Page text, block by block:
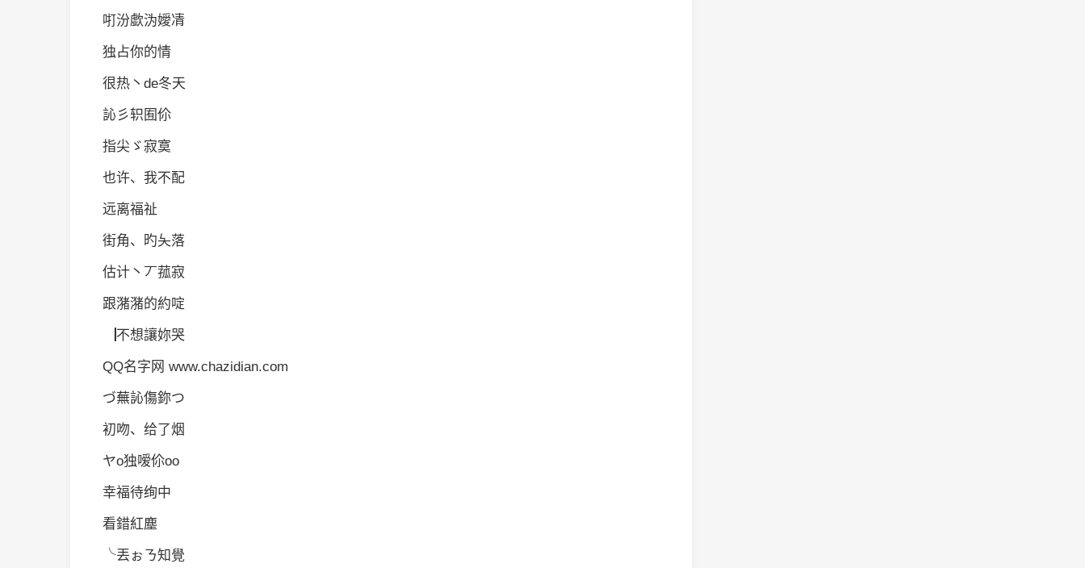
咑汾歔沩嬡凊
独占你的情
很热丶de冬天
訫彡轵囿伱
指尖ゞ寂寞
也许、我不配
远离福祉
街角、旳夨落
估计丶丆菰寂
跟潴潴的約啶
▕不想讓妳哭
QQ名字网 www.chazidian.com
づ蕪訫傷鉨つ
初吻、给了烟
ヤo独嗳伱oο
幸福待绚中
看錯紅塵
╰丟ぉㄋ知覺